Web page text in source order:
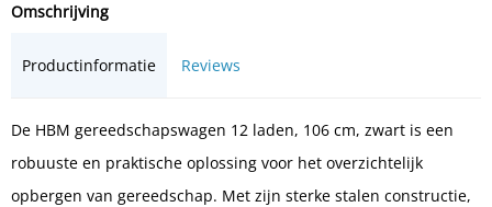
Omschrijving
Productinformatie Reviews
De HBM gereedschapswagen 12 laden, 106 cm, zwart is een
robuuste en praktische oplossing voor het overzichtelijk
opbergen van gereedschap. Met zijn sterke stalen constructie,